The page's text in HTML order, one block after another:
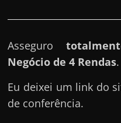
Asseguro
Negócio de 4 Rendas.
Eu deixei um link do
de conferência.